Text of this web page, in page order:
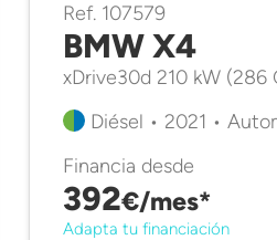
Ref. 107579
BMW X4
xDrive30d 210 kW (286
Diésel • 2021 •
Financia desde
392€/mes*
Adapta tu financiación